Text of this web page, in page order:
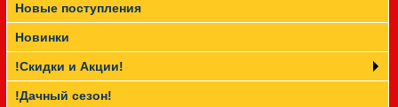
Прайс-лист
Новые поступления
Новинки
!Скидки и Акции!
!Дачный сезон!